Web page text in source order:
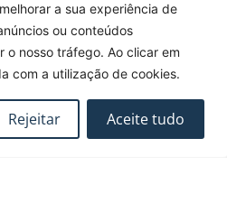
a sua experiência de
ou conteúdos
o nosso tráfego. Ao clicar em
com a utilização de cookies.
Rejeitar Aceite tudo